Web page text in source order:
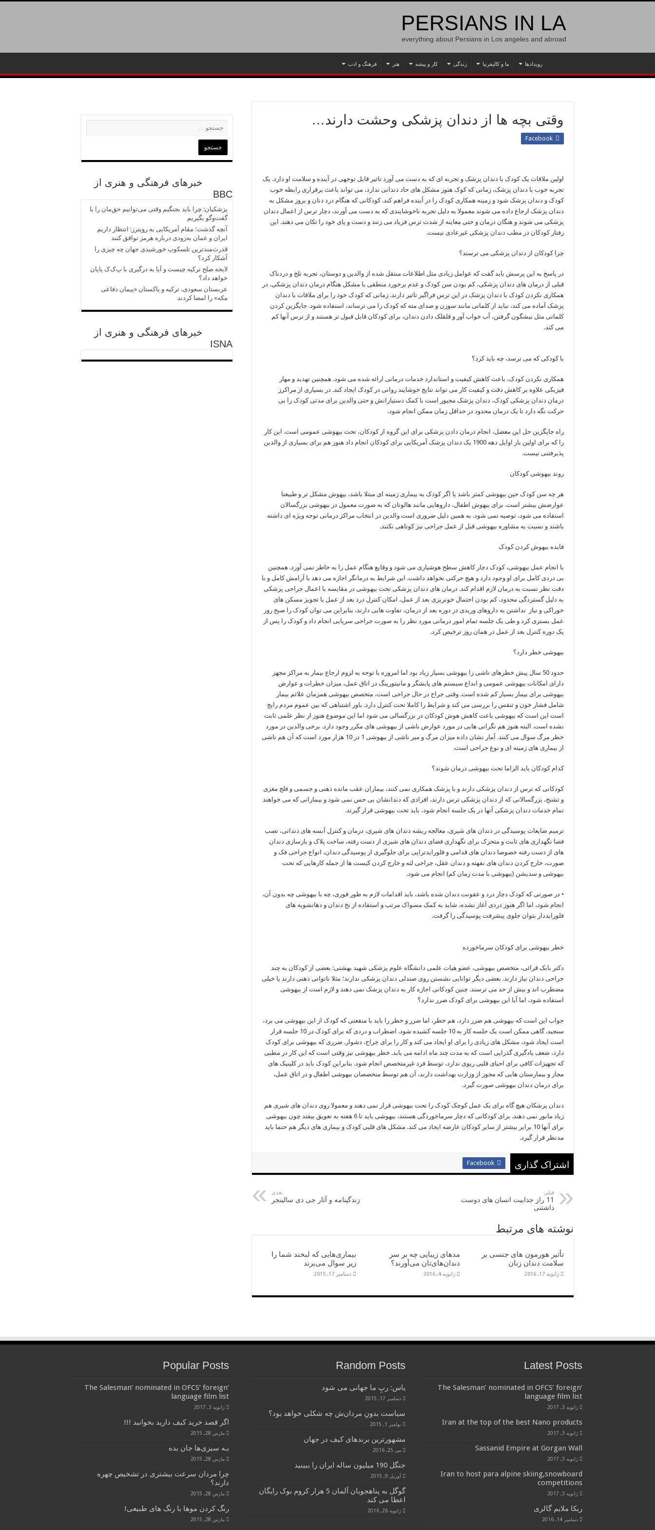
PERSIANS IN LA
everything about Persians in Los angeles and abroad
رویدادها ما و کالیفرنیا زندگی کار و پیشه هنر فرهنگ و ادب
وقتی بچه ها از دندان پزشکی وحشت دارند…
Facebook
اولین ملاقات یک کودک با دندان پزشک و تجربه ای که به دست می آورد تاثیر قابل توجهی در آینده و سلامت او دارد. یک
تجربه خوب با دندان پزشک، زمانی که کوک هنوز مشکل های حاد دندانی ندارد، می تواند باعث برقراری رابطه خوب
کودک و دندان پزشک شود و زمینه همکاری کودک را در آینده فراهم کند. کودکانی که هنگام درد دنان و بروز مشکل به
دندان پزشک ارجاع داده می شوند معمولا به دلیل تجربه ناخوشایندی که به دست می آورند، دچار ترس از اعمال دندان
پزشکی می شوند و هنگان درمان و حتی معاینه از شدت ترس فریاد می زنند و دست و پای خود را تکان می دهند. این
رفتار کودکان در مطب دندان پزشکی غیرعادی نیست.
چرا کودکان از دندان پزشکی می ترسند؟
در پاسخ به این پرسش باید گفت که عوامل زیادی مثل اطلاعات منتقل شده از والدین و دوستان، تجربه تلخ و دردناک
قبلی از درمان های دندان پزشکی، کم بودن سن کودک و عدم برخورد منطقی با مشکل هنگام درمان دندان پزشکی، در
همکاری نکردن کودک با دندان پزشک در این ترس فراگیر تاثیر دارند. زمانی که کودک خود را برای ملاقات با دندان
پزشک آماده می کند، نباید از کلماتی مانند سوزن و صدای مته که کودک را می ترساند، استفاده شود. جایگزین کردن
کلماتی مثل نیشگون گرفتن، آب خواب آور و قلقلک دادن دندان، برای کودکان قابل قبول تر هستند و از ترس آنها کم
می کند.
با کودکی که می ترسد، چه باید کرد؟
همکاری نکردن کودک، باعث کاهش کیفیت و استاندارد خدمات درمانی ارائه شده می شود. همچنین تهدید و مهار
فیزیکی علاوه بر کاهش دقت و کیفیت کار می تواند نتایج خوشایند روانی در کودک ایجاد کند. در بسیاری از مراکرز
درمان دندان پزشکی کودک، دندان پزشک مجبور است با کمک دستیارانش و حتی والدین برای مدتی کودک را بی
حرکت نگه دارد تا یک درمان محدود در حداقل زمان ممکن انجام شود.
راه جایگزین حل این معضل، انجام درمان دادن پزشکی برای این گروه از کودکان، تحت بیهوشی عمومی است. این کار
را که برای اولین بار اوایل دهه 1900 یک دندان پزشک آمریکایی برای کودکان انجام داد هنوز هم برای بسیاری از والدین
پذیرفتنی نیست.
روند بیهوشی کودکان
هر چه سن کودک حین بیهوشی کمتر باشد یا اگر کودک به بیماری زمینه ای مبتلا باشد، بیهوش مشکل تر و طبیعتا
عوارضش بیشتر است. برای بیهوش اطفال، داروهایی مانند هالوتان که به صورت معمول در بیهوشی بزرگسالان
استفاده می شود، توصیه نمی شود. به همین دلیل ضروری است والدین در انتخاب مراکز درمانی توجه ویژه ای داشته
باشند و نسبت به مشاوره بیهوشی قبل از عمل جراحی نیز کوتاهی نکنند.
فایده بیهوش کردن کودک
با انجام عمل بیهوشی، کودک دچار کاهش سطح هوشیاری می شود و وقایع هنگام عمل را به خاطر نمی آورد. همچنین
بی دردی کامل برای او وجود دارد و هیچ حرکتی نخواهد داشت. این شرایط به درمانگر اجازه می دهد با آرامش کامل و با
دقت نظر نسبت به درمان لازم اقدام کند. درمان های دندان پزشکی تحت بیهوشی در مقایسه با اعمال جراحی پزشکی
به دلیل گستردگی محدود، کم بودن احتمال خونریزی بعد از عمل، امکان کنترل درد بعد از عمل با تجویز مسکن های
خوراکی و نیاز نداشتن به داروهای وریدی در دوره بعد از درمان، تفاوت هایی دارند، بنابراین می توان کودک را صبح روز
عمل بستری کرد و طی یک جلسه تمام امور درمانی مورد نظر را به صورت جراحی سرپایی انجام داد و کودک را پس از
یک دوره کنترل بعد از عمل در همان روز ترخیص کرد.
بیهوشی خطر دارد؟
حدود 50 سال پیش خطرهای ناشی زا بیهوشی بسیار زیاد بود اما امروزه با توجه به لزوم ارجاع بیمار به مراکز مجهز
دارای امکانات بیهوشی عمومی و ابداع سیستم های پایشگر و مانیتورینگ در اتاق عمل، میزان خطرات و عوارض
بیهوشی برای بیمار بسیار کم شده است. وقتی جراح در حال جراحی است، متخصص بیهوشی همزمان علائم بیمار
شامل فشار خون و تنفس را بررسی می کند و شرایط را کاملا تحت کنترل دارد. باور اشتباهی که بین عموم مردم رایج
است این است که بیهوشی باعث کاهش هوش کودکان در بزرگسالی می شود اما این موضوع هنوز از نظر علمی ثابت
نشده است. البته هنوز هم نگرانی هایی در مورد عوارض ناشی از بیهوشی های مکرر وجود دارد. برخی والدین در مورد
خطر مرگ سوال می کنند. آمار نشان داده میزان مرگ و میر ناشی از بیهوشی 1 در 10 هزار مورد است که آن هم ناشی
از بیماری های زمینه ای و نوع جراحی است.
کدام کودکان باید الزاما تحت بیهوشی درمان شوند؟
کودکانی که ترس از دندان پزشکی دارند و با پزشک همکاری نمی کنند، بیماران عقب مانده ذهنی و جسمی و فلج مغزی
و تشنج، بزرگسالانی که از دندان پزشکی ترس دارند، افرادی که دندانشان بی حس نمی شود و بیمارانی که می خواهند
تمام خدمات دندان پزشکی آنها در یک جلسه انجام شود، باید تحت بیهوشی قرار گیرند.
ترمیم ضایعات پوسیدگی در دندان های شیری، معالجه ریشه دندان های شیری، درمان و کنترل آبسه های دندانی، نصب
فضا نگهداری های ثابت و متحرک برای نگهداری فضای دندان های شیری از دست رفته، ساخت پلاک و بازسازی دندان
های از دست رفته خصوصا دندان های قدامی و فلورایدتراپی برای جلوگیری از پوسیدگی دندان، انواع جراحی فک و
صورت، خارج کردن دندان های نفهته و دندان عقل، جراحی لثه و خارج کردن کیست ها از جمله کارهایی که تحت
بیهوشی و سدیشن (بیهوشی با مدت زمان کم) انجام می شود.
• در صورتی که کودک دچار درد و عفونت دندان شده باشد، باید اقدامات لازم به طور فوری، چه با بیهوشی چه بدون آن،
انجام شود، اما اگر هنوز دردی آغاز نشده، شاید به کمک مسواک مرتب و استفاده از نخ دندان و دهانشویه های
فلورایددار بتوان جلوی پیشرفت پوسیدگی را گرفت.
خطر بیهوشی برای کودکان سرماخورده
دکتر بابک قرائی، متخصص بیهوشی، عضو هیات علمی دانشگاه علوم پزشکی شهید بهشتی: بعضی از کودکان به چند
جراحی دندان نیاز دارند. بعضی دیگر توانایی نشستن روی صندلی دندان پزشکی ندارند؛ مثلا ناتوانی ذهنی دارند یا خیلی
مضطرب اند و بیش از حد می ترسند. چنین کودکانی اجازه کار به دندان پزشک نمی دهند و لازم است از بیهوشی
استفاده شود، اما آیا این بیهوشی برای کودک ضرر ندارد؟
جواب این است که بیهوشی هم ضرر دارد، هم خطر، اما ضرر و خطر را باید با منفعتی که کودک از این بیهوشی می برد،
سنجید. گاهی ممکن است یک جلسه کار به 10 جلسه کشیده شود. اضطراب و دردی که برای کودک در 10 جلسه قرار
است ایجاد شود، مشکل های زیادی را برای او ایجاد می کند و کار را برای جراح، دشوار. ضرری که بیهوشی برای کودک
دارد، ضعف یادگیری گذرایی است که به مدت چند ماه ادامه می یابد. خطر بیهوشی نیز وقتی است که این کار در مطبی
که تجهیزات کافی برای احیای قلبی ریوی ندارد، توسط فرد غیرمتخصص انجام شود. بنابراین کودک باید در کلینیک های
مجاز و بیمارستان هایی که مجوز از وزارت بهداشت دارند، آن هم توسط متخصصان بیهوشی اطفال و در اتاق عمل،
برای درمان دندان بیهوشی صورت گیرد.
دندان پزشکان هیچ گاه برای یک عمل کوچک کودک را تحت بیهوشی قرار نمی دهند و معمولا روی دندان های شیری هم
زیاد مانور نمی دهند. برای کودکانی که دچار سرماخوردگی هستند، بیهوشی باید تا 6 هفته به تعویق بیفتد چون بیهوشی
برای آنها 10 برابر بیشتر از سایر کودکان عارضه ایجاد می کند. مشکل های قلبی کودک و بیماری های دیگر هم حتما باید
مدنظر قرار گیرد.
اشتراک گذاری Facebook
قبلی
11 راز جذابیت انسان های دوست
داشتنی
بعدی
زندگینامه و آثار جی‌ دی ‌سالینجر
نوشته های مرتبط
تأثیر هورمون های جنسی بر
سلامت دندان زنان
ژانویه 17, 2016
مدهای زیبایی چه بر سر
دندان‌های‌تان می‌آورند؟
ژانویه 4, 2016
بیماری‌هایی که لبخند شما را
زیر سوال می‌برند
دسامبر 17, 2015
خبرهای فرهنگی و هنری از
BBC
پزشکیان: چرا باید بجنگیم وقتی می‌توانیم حق‌مان را با
گفت‌وگو بگیریم
آنچه گذشت؛ مقام آمریکایی به رویترز: انتظار داریم
ایران و عمان به‌زودی درباره هرمز توافق کنند
قدرت‌مندترین تلسکوپ خورشیدی جهان چه چیزی را
آشکار کرد؟
لایحه صلح ترکیه چیست و آیا به درگیری با پ‌ک‌ک پایان
خواهد داد؟
عربستان سعودی، ترکیه و پاکستان «پیمان دفاعی
مکه» را امضا کردند
خبرهای فرهنگی و هنری از
ISNA
Latest Posts
‘The Salesman’ nominated in OFCS’ foreign
language film list
ژانویه 3, 2017
Iran at the top of the best Nano products
ژانویه 3, 2017
Sassanid Empire at Gorgan Wall
ژانویه 3, 2017
Iran to host para alpine skiing,snowboard
competitions
ژانویه 3, 2017
ربکا ملایم گالری
دسامبر 14, 2016
Random Posts
یاس: رپِ ما جهانی می شود
دسامبر 17, 2015
سیاست بدونِ مردان‌ش چه شکلی خواهد بود؟
نوامبر 1, 2015
مشهورترین برندهای کیف در جهان
می 25, 2016
جنگل 190 میلیون ساله ایران را ببینید
آوریل 9, 2015
گوگل به پناهجویان آلمان 5 هزار کروم بوک رایگان
اعطا می کند
ژانویه 26, 2016
Popular Posts
‘The Salesman’ nominated in OFCS’ foreign
language film list
ژانویه 3, 2017
اگر قصد خرید کیف دارید بخوانید !!!
مارس 28, 2015
بـه سبزی‌ها جان بده
مارس 28, 2015
چرا مردان سرعت بیشتری در تشخیص چهره
دارند؟
مارس 28, 2015
رنگ کردن موها با رنگ های طبیعی!
مارس 28, 2015